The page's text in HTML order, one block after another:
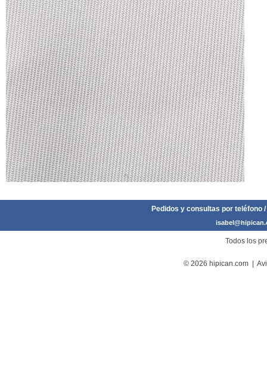
Pedidos y consultas por teléfono
Todos los
© 2026 hipican.com |